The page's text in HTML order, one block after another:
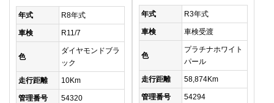
年式 R8年式
車検 R11/7
色
ダイヤモンドブラ
ック
走行距離 10Km
管理番号 54320
年式 R3年式
車検 車検受渡
色
プラチナホワイト
パール
走行距離 58,874Km
管理番号 54294